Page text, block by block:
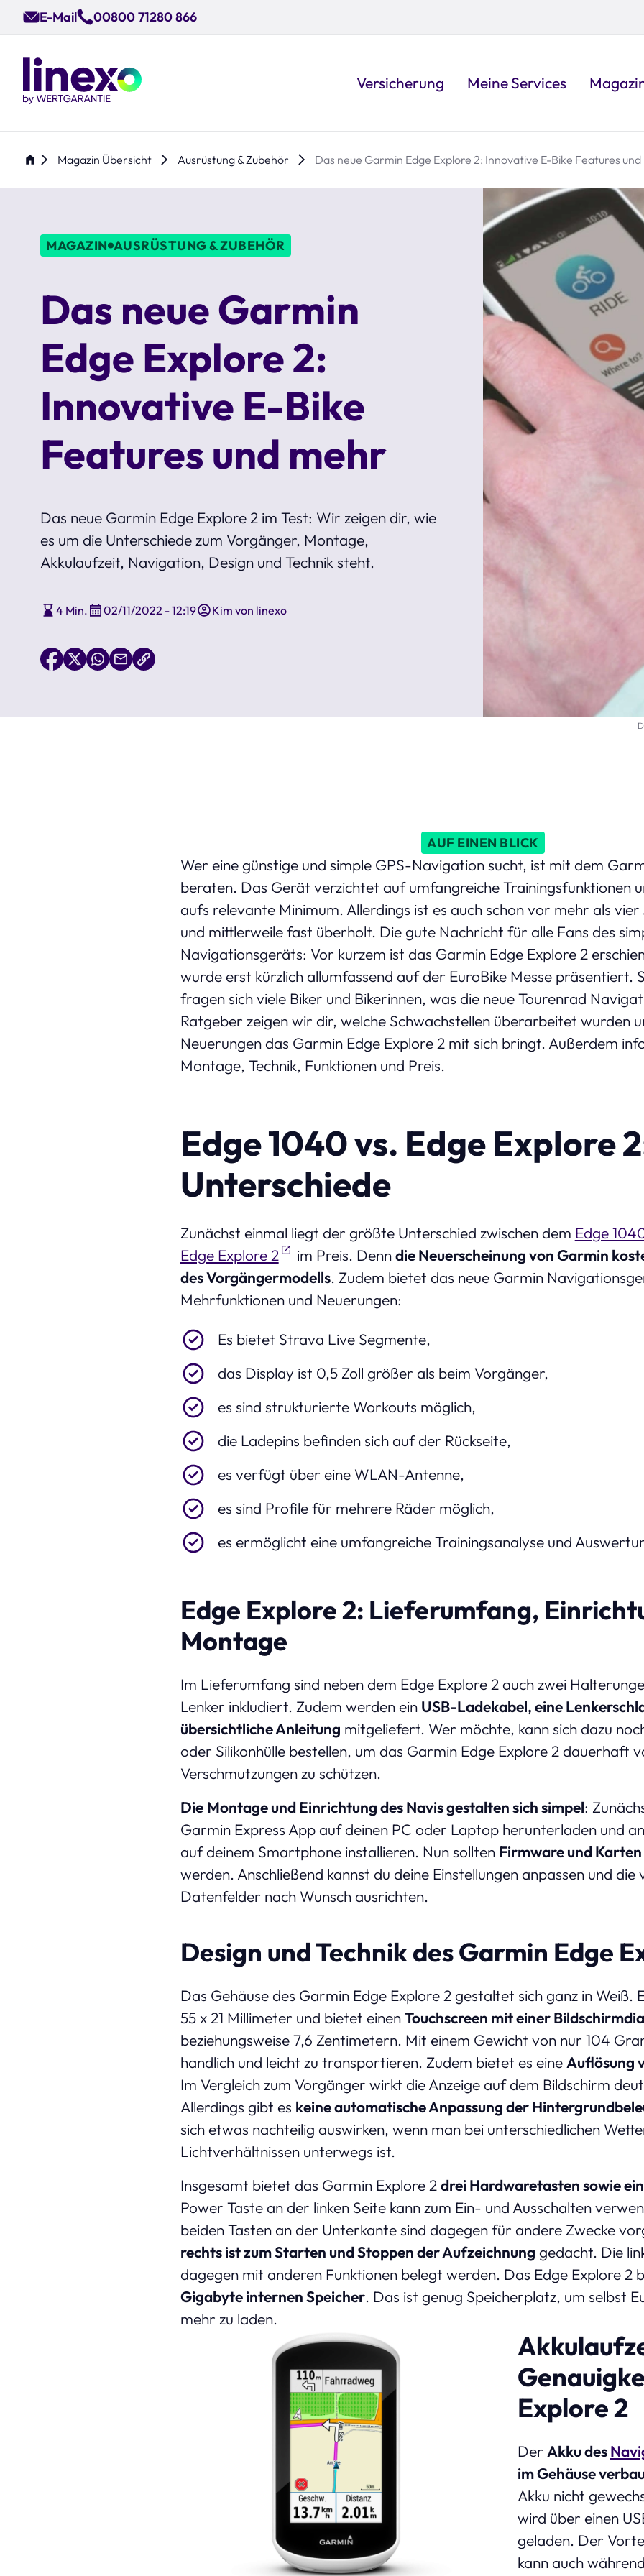
Skip
content
E-Mail 00800 71280 866
Versicherung Meine Services
Magazin Übersicht Ausrüstung & Zubehör Das neue Garmin Edge Explore 2: Innovative E-Bike Features
MAGAZIN AUSRÜSTUNG & ZUBEHÖR
Das neue Garmin
Edge Explore 2:
Innovative E-Bike
Features und mehr
Das neue Garmin Edge Explore 2 im Test: Wir zeigen dir, wie
es um die Unterschiede zum Vorgänger, Montage,
Akkulaufzeit, Navigation, Design und Technik steht.
4 Min. 02/11/2022 - 12:19 Kim von linexo
AUF EINEN BLICK
Wer eine günstige und simple GPS-Navigation sucht, ist mit dem
beraten. Das Gerät verzichtet auf umfangreiche Trainingsfunktionen
aufs relevante Minimum. Allerdings ist es auch schon vor mehr als vier
und mittlerweile fast überholt. Die gute Nachricht für alle Fans des
Navigationsgeräts: Vor kurzem ist das Garmin Edge Explore 2
wurde erst kürzlich allumfassend auf der EuroBike Messe präsentiert.
fragen sich viele Biker und Bikerinnen, was die neue Tourenrad
Ratgeber zeigen wir dir, welche Schwachstellen überarbeitet wurden
Neuerungen das Garmin Edge Explore 2 mit sich bringt. Außerdem
Montage, Technik, Funktionen und Preis.
Edge 1040 vs. Edge Explore
Unterschiede
Zunächst einmal liegt der größte Unterschied zwischen dem Edge
Edge Explore 2
im Preis. Denndie Neuerscheinung von Garmin
des Vorgängermodells. Zudem bietet das neue Garmin
Mehrfunktionen und Neuerungen:
Es bietet Strava Live Segmente,
das Display ist 0,5 Zoll größer als beim Vorgänger,
es sind strukturierte Workouts möglich,
die Ladepins befinden sich auf der Rückseite,
es verfügt über eine WLAN-Antenne,
es sind Profile für mehrere Räder möglich,
es ermöglicht eine umfangreiche Trainingsanalyse und
Edge Explore 2: Lieferumfang,
Montage
Im Lieferumfang sind neben dem Edge Explore 2 auch zwei
Lenker inkludiert. Zudem werden ein USB-Ladekabel, eine
übersichtliche Anleitung mitgeliefert. Wer möchte, kann sich dazu
oder Silikonhülle bestellen, um das Garmin Edge Explore 2 dauerhaft
Verschmutzungen zu schützen.
Die Montage und Einrichtung des Navis gestalten sich simpel:
Garmin Express App auf deinen PC oder Laptop herunterladen und
auf deinem Smartphone installieren. Nun sollten Firmware und
werden. Anschließend kannst du deine Einstellungen anpassen und die
Datenfelder nach Wunsch ausrichten.
Design und Technik des Garmin Edge
Das Gehäuse des Garmin Edge Explore 2 gestaltet sich ganz in Weiß.
55 x 21 Millimeter und bietet einenTouchscreen mit einer
beziehungsweise 7,6 Zentimetern. Mit einem Gewicht von nur 104
handlich und leicht zu transportieren. Zudem bietet es eine Auflösung
Im Vergleich zum Vorgänger wirkt die Anzeige auf dem Bildschirm
Allerdings gibt es keine automatische Anpassung der
sich etwas nachteilig auswirken, wenn man bei unterschiedlichen
Lichtverhältnissen unterwegs ist.
Insgesamt bietet das Garmin Explore 2drei Hardwaretasten sowie
Power Taste an der linken Seite kann zum Ein- und Ausschalten
beiden Tasten an der Unterkante sind dagegen für andere Zwecke
rechts ist zum Starten und Stoppen der Aufzeichnung gedacht. Die
dagegen mit anderen Funktionen belegt werden. Das Edge Explore 2
Gigabyte internen Speicher. Das ist genug Speicherplatz, um selbst
mehr zu laden.
Explore 2
Der Akku des
im Gehäuse
Akku nicht
wird über einen
geladen. Der
kann auch